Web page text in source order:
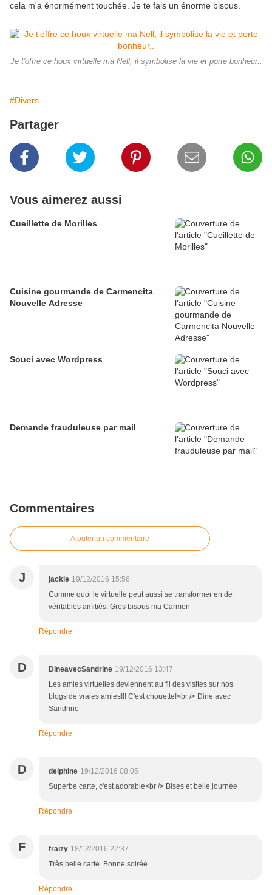
cela m'a énormément touchée. Je te fais un énorme bisous.
Je t'offre ce houx virtuelle ma Nell, il symbolise la vie et porte bonheur..
#Divers
Partager
Vous aimerez aussi
Cueillette de Morilles
Cuisine gourmande de Carmencita
Nouvelle Adresse
Souci avec Wordpress
Demande frauduleuse par mail
Commentaires
Ajouter un commentaire
J jackie 19/12/2016 15:56
Comme quoi le virtuelle peut aussi se transformer en de
véritables amitiés. Gros bisous ma Carmen
Répondre
D DineavecSandrine 19/12/2016 13:47
Les amies virtuelles deviennent au fil des visites sur nos
blogs de vraies amies!!! C'est chouette!<br /> Dine avec
Sandrine
Répondre
D delphine 19/12/2016 08:05
Superbe carte, c'est adorable<br /> Bises et belle journée
Répondre
F fraizy 18/12/2016 22:37
Très belle carte. Bonne soirée
Répondre